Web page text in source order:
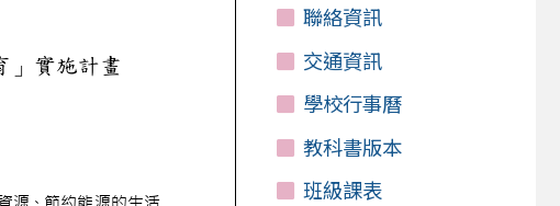
聯絡資訊
交通資訊
學校行事曆
教科書版本
班級課表